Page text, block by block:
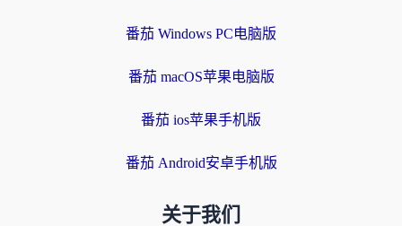
番茄 Windows PC电脑版
番茄 macOS苹果电脑版
番茄 ios苹果手机版
番茄 Android安卓手机版
关于我们